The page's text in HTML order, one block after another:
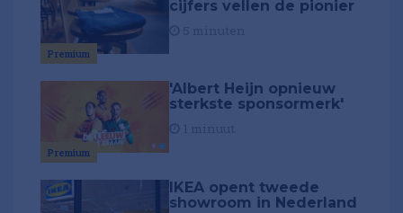
Premium
cijfers vellen de pionier
Premium
'Albert Heijn opnieuw
sterkste sponsormerk'
IKEA opent tweede
showroom in Nederland